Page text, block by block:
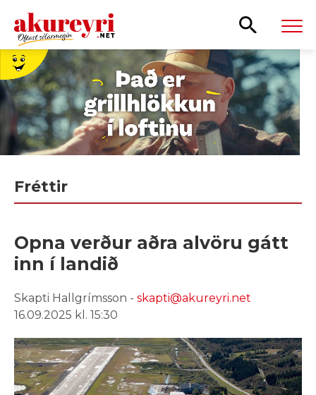
Leita
Fréttir
Opna verður aðra alvöru gátt
inn í landið
Skapti Hallgrímsson - skapti@akureyri.net
16.09.2025 kl. 15:30